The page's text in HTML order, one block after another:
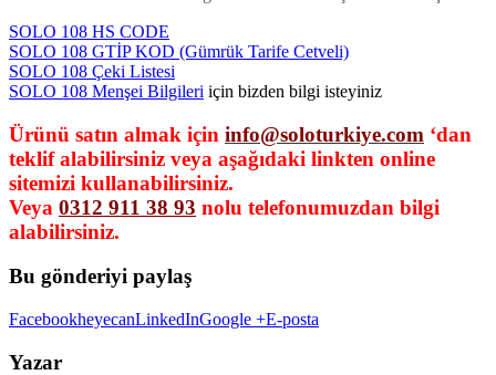
SOLO 108 HS CODE
SOLO 108 GTİP KOD (Gümrük Tarife Cetveli)
SOLO 108 Çeki Listesi
SOLO 108 Menşei Bilgileri için bizden bilgi isteyiniz
Ürünü satın almak için info@soloturkiye.com ‘dan
teklif alabilirsiniz veya aşağıdaki linkten online
sitemizi kullanabilirsiniz.
Veya 0312 911 38 93 nolu telefonumuzdan bilgi
alabilirsiniz.
Bu gönderiyi paylaş
FacebookheyecanLinkedInGoogle +E-posta
Yazar